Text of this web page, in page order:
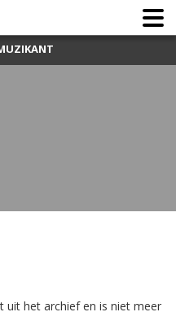
uit het archief en is niet meer